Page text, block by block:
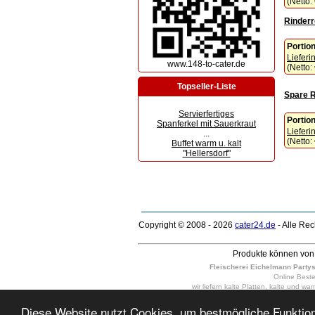
www.148-to-cater.de
Topseller-Liste
Servierfertiges
Spanferkel mit Sauerkraut
...
Buffet warm u. kalt
"Hellersdorf"
Portion
(Netto:
Spare
Portion
(Netto:
Copyright © 2008 - 2026 cater24.de - Alle
Produkte können
Fleischerei Eichelmann
Online
wir liefern kalte Platten, kalte und
10 - 400 Personen in Berlin-